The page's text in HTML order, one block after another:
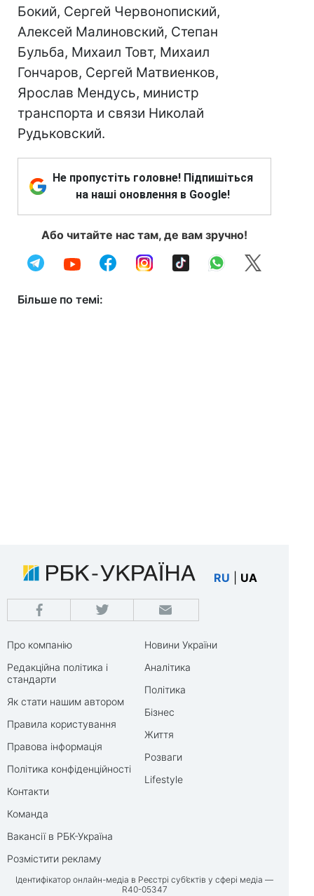
Бокий, Сергей Червонопиский,
Алексей Малиновский, Степан
Бульба, Михаил Товт, Михаил
Гончаров, Сергей Матвиенков,
Ярослав Мендусь, министр
транспорта и связи Николай
Рудьковский.
Не пропустіть головне! Підпишіться
на наші оновлення в Google!
Або читайте нас там, де вам зручно!
Більше по темі:
RU UA
Про компанію
Редакційна політика і
стандарти
Як стати нашим автором
Правила користування
Правова інформація
Політика конфіденційності
Контакти
Команда
Вакансії в РБК-Україна
Розмістити рекламу
Новини України
Аналітика
Політика
Бізнес
Життя
Розваги
Lifestyle
Ідентифікатор онлайн-медіа в Реєстрі суб’єктів у сфері медіа —
R40-05347